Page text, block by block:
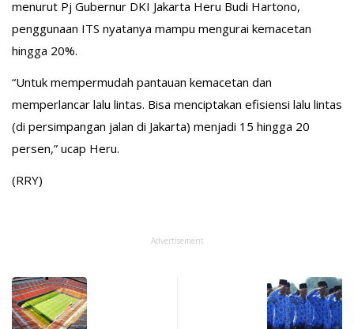
menurut Pj Gubernur DKI Jakarta Heru Budi Hartono,
penggunaan ITS nyatanya mampu mengurai kemacetan
hingga 20%.
“Untuk mempermudah pantauan kemacetan dan
memperlancar lalu lintas. Bisa menciptakan efisiensi lalu lintas
(di persimpangan jalan di Jakarta) menjadi 15 hingga 20
persen,” ucap Heru.
(RRY)
Advertisement